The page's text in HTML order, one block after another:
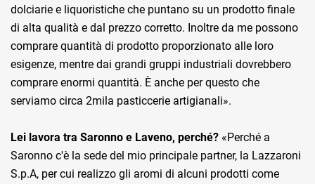
dolciarie e liquoristiche che puntano su un prodotto finale
di alta qualità e dal prezzo corretto. Inoltre da me possono
comprare quantità di prodotto proporzionato alle loro
esigenze, mentre dai grandi gruppi industriali dovrebbero
comprare enormi quantità. È anche per questo che
serviamo circa 2mila pasticcerie artigianali».
Lei lavora tra Saronno e Laveno, perché? «Perché a
Saronno c'è la sede del mio principale partner, la Lazzaroni
S.p.A, per cui realizzo gli aromi di alcuni prodotti come